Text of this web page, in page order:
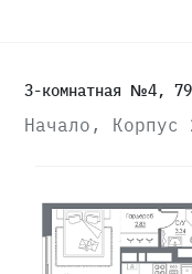
3-комнатная №4,
Начало, Корпус